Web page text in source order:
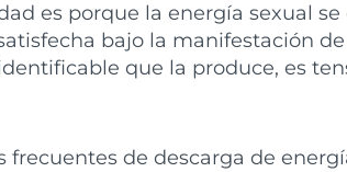
es porque la energía sexual se
bajo la manifestación de
que la produce, es
frecuentes de descarga de